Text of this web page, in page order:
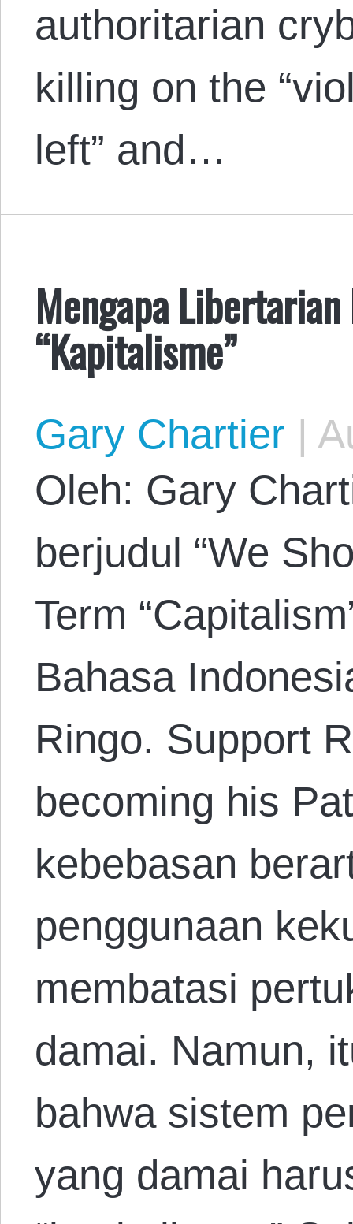
authoritarian
killing on the
left” and…
Mengapa
“Kapitalisme”
Gary Chartier |
Oleh: Gary
berjudul “We
Term
Bahasa
Ringo. Support
becoming his
kebebasan
penggunaan
membatasi
damai. Namun,
bahwa sistem
yang damai